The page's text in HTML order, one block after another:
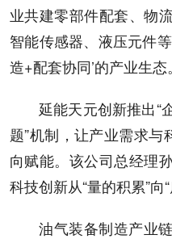
业共建零部件配套、物
智能传感器、液压元件
造+配套协同’的产业生态
延能天元创新推出“
题”机制，让产业需求与
向赋能。该公司总经理
科技创新从“量的积累”向“
油气装备制造产业